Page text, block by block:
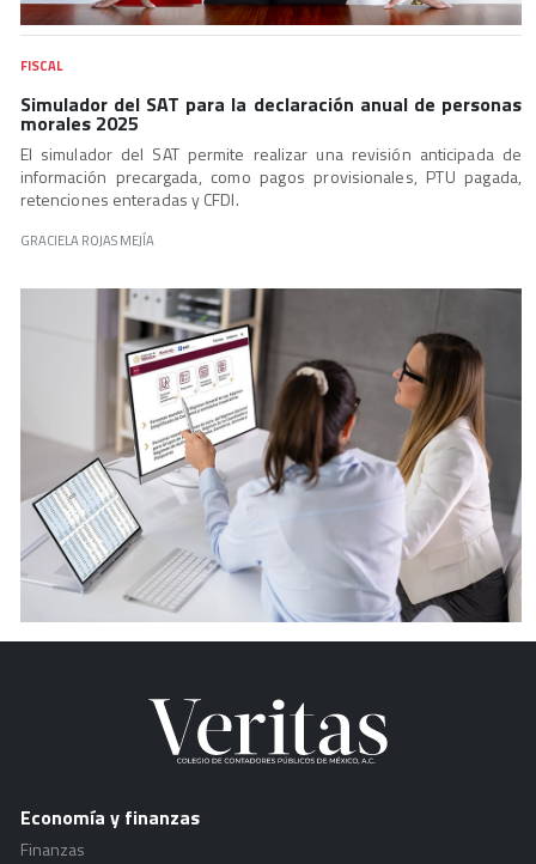
FISCAL
Simulador del SAT para la declaración anual de personas
morales 2025
El simulador del SAT permite realizar una revisión anticipada de
información precargada, como pagos provisionales, PTU pagada,
retenciones enteradas y CFDI.
GRACIELA ROJAS MEJÍA
Economía y finanzas
Finanzas